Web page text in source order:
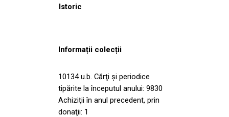
Istoric
Informații colecții
10134 u.b. Cărţi şi periodice
tipărite la începutul anului: 9830
Achiziţii în anul precedent, prin
donaţii: 1